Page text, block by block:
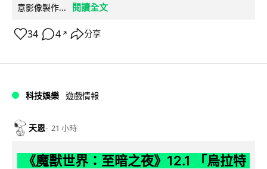
意影像製作...
閱讀全文
34 4 ↗ 分享
科技娛樂 遊戲情報
天恩 21 小時
《魔獸世界：至暗之夜》12.1 「烏拉特